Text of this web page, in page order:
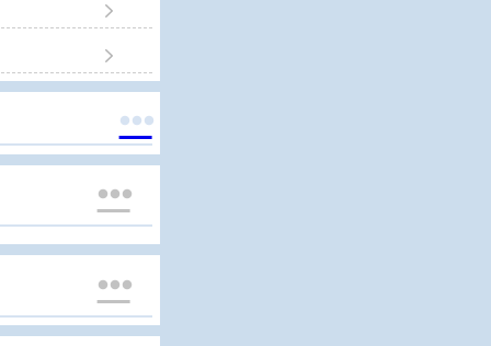




